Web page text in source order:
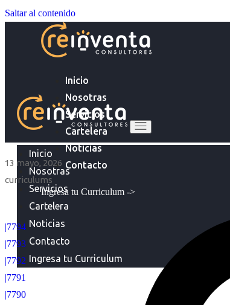
Saltar al contenido
Inicio
Nosotras
Servicios
Cartelera
Noticias
Contacto
Ingresa tu Curriculum ->
Inicio
Nosotras
Servicios
Cartelera
Noticias
Contacto
Ingresa tu Curriculum
13 mayo, 2026
curriculums
|7794
|7793
|7792
|7791
|7790